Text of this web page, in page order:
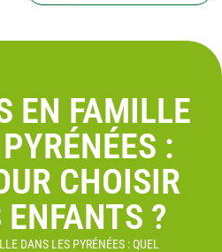
EN FAMILLE
:
CHOISIR
?
DANS LES PYRÉNÉES : QUEL